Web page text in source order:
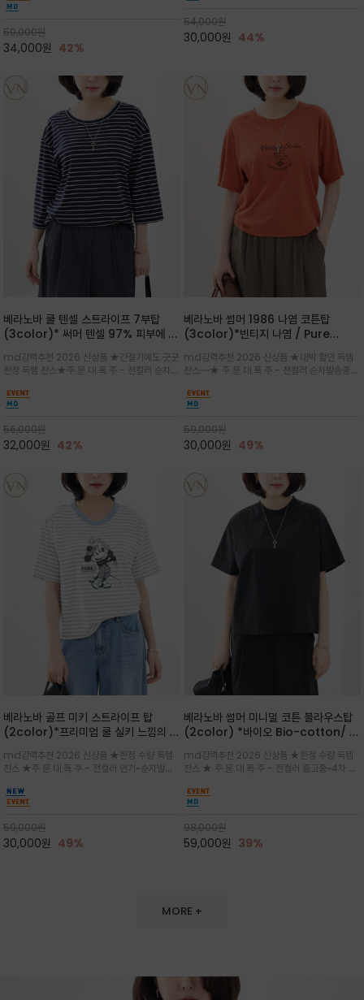
디자인이 팔 라인을 더욱 날씬
59,000원
34,000원 42%
트를 더해 데일리 룩에 포인트
54,000원
30,000원 44%
베라노바 쿨 텐셀 스트라이프 7부탑
(3color)* 써머 텐셀 97% 피부에 닿
소재
md강력추천 2026 신상품 ★간절기에도 굿굿
한정 득템 찬스★주.문.대.폭.주 - 전컬러 순차발
있는 드롭숄더와 7부 소매가 더해져 팔 라인을
자연스럽게 커버해주는 아이템/얇고 가벼운 터
치감으로 편안
56,000원
32,000원 42%
베라노바 썸머 1986 나염 코튼탑
(3color)*빈티지 나염 / Pure
어도 룩에 감도가 살아나는 베라노바 스
튜디오 티셔츠
md강력추천 2026 신상품 ★대박 할인 득템
찬스~~★ 주.문.대.폭.주 - 전컬러 순차발송중
유 있는 핏과 경쾌한 기장감이 자연스럽게 체형
을 커버/빈티지한 레터링 프린트가 은근한 포인
트가 되어 데님이나 린넨 팬츠와 감
59,000원
30,000원 49%
베라노바 골프 미키 스트라이프 탑
(2color)*프리미엄 쿨 실키 느낌의 폴
내 ★골프 미키티 포함 구매및 20만원
넘는 구매고객님께는 타이틀리스트 베라
노바 골프공 2피스 3구 증정(소진시 마
감)★
md강력추천 2026 신상품 ★한정 수량 득템
찬스 ★주.문.대.폭.주 - 전컬러 인기~순차발송
이프가 산뜻한 컬러감을 연출/안정감 있는 라운
드 넥라인과 여유있는 스탠다드 핏으로 여름내내
이쁘게 입으세요 ^^
59,000원
30,000원 49%
베라노바 썸머 미니멀 코튼 블라우스탑
(2color) *바이오 Bio-cotton/ 시
럼 편안하지만 블라우스처럼 단정한 무
드가 느껴지는 코튼 블라우스 탑
md강력추천 2026 신상품 ★한정 수량 득템
찬스 ★ 주.문.대.폭.주 - 전컬러 출고중~4차 리
볍게 퍼지는 박시한 실루엣과 크롭 기장이 하체
를 길어 보이게 해주며 와이드 팬츠와 셋업
98,000원
59,000원 39%
MORE +